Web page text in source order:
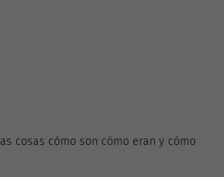
cosas cómo son cómo eran y cómo